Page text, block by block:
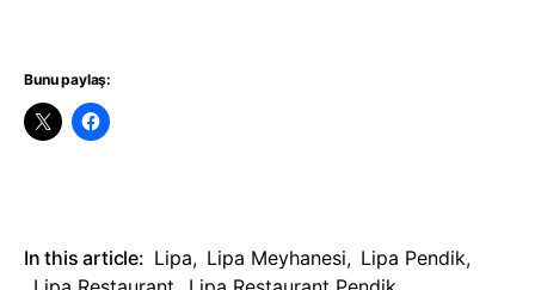
Bunu paylaş:
In this article: Lipa, Lipa Meyhanesi, Lipa Pendik,